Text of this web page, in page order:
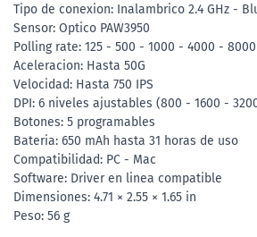
Tipo de conexion: Inalambrico 2.4 GHz -
Sensor: Optico PAW3950
Polling rate: 125 - 500 - 1000 - 4000 -
Aceleracion: Hasta 50G
Velocidad: Hasta 750 IPS
DPI: 6 niveles ajustables (800 - 1600 -
Botones: 5 programables
Bateria: 650 mAh hasta 31 horas de uso
Compatibilidad: PC - Mac
Software: Driver en linea compatible
Dimensiones: 4.71 × 2.55 × 1.65 in
Peso: 56 g